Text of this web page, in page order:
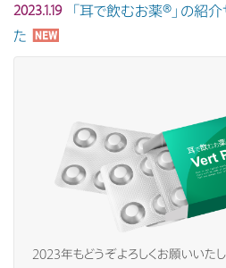
2023.1.19
「耳で飲むお薬®」の紹介
た
2023年もどうぞよろしくお願いいた